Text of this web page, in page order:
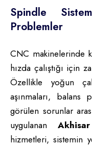
Spindle
Problemler
CNC makinelerinde
hızda çalıştığı için
Özellikle yoğun
aşınmaları, balans
görülen sorunlar
uygulanan
hizmetleri, sistemin